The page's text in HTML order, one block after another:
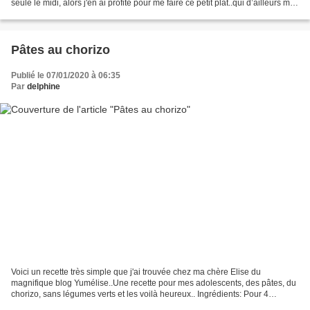
seule le midi, alors j'en ai profité pour me faire ce petit plat..qui d’ailleurs m'a
Pâtes au chorizo
Publié le 07/01/2020 à 06:35
Par delphine
Voici un recette très simple que j'ai trouvée chez ma chère Elise du
magnifique blog Yumélise..Une recette pour mes adolescents, des pâtes, du
chorizo, sans légumes verts et les voilà heureux.. Ingrédients: Pour 4